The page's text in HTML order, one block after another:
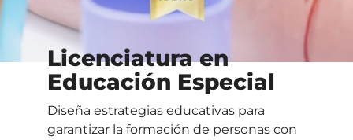
Licenciatura en
Educación Especial
Diseña estrategias educativas para
garantizar la formación de personas con